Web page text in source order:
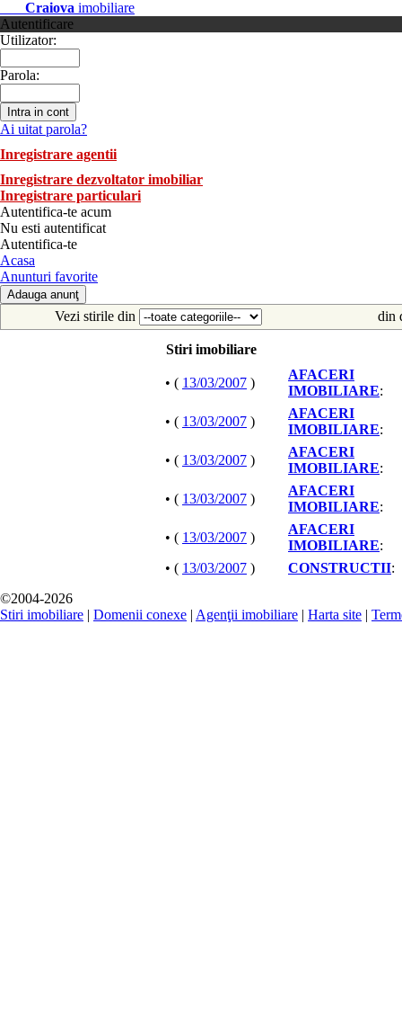
Craiova imobiliare
Autentificare
Utilizator:
Parola:
Ai uitat parola?
Inregistrare agentii
Inregistrare dezvoltator imobiliar
Inregistrare particulari
Autentifica-te acum
Nu esti autentificat
Autentifica-te
Acasa
Anunturi favorite
Vezi stirile din din
Stiri imobiliare
• ( 13/03/2007 )
AFACERI
IMOBILIARE:
• ( 13/03/2007 )
AFACERI
IMOBILIARE:
• ( 13/03/2007 )
AFACERI
IMOBILIARE:
• ( 13/03/2007 )
AFACERI
IMOBILIARE:
• ( 13/03/2007 )
AFACERI
IMOBILIARE:
• ( 13/03/2007 ) CONSTRUCTII:
©2004-2026
Stiri imobiliare | Domenii conexe | Agenţii imobiliare | Harta site |